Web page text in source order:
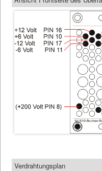
Verdrahtungsplan